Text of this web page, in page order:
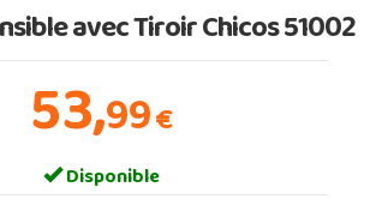
avec Tiroir Chicos 51002
53,99€
Disponible